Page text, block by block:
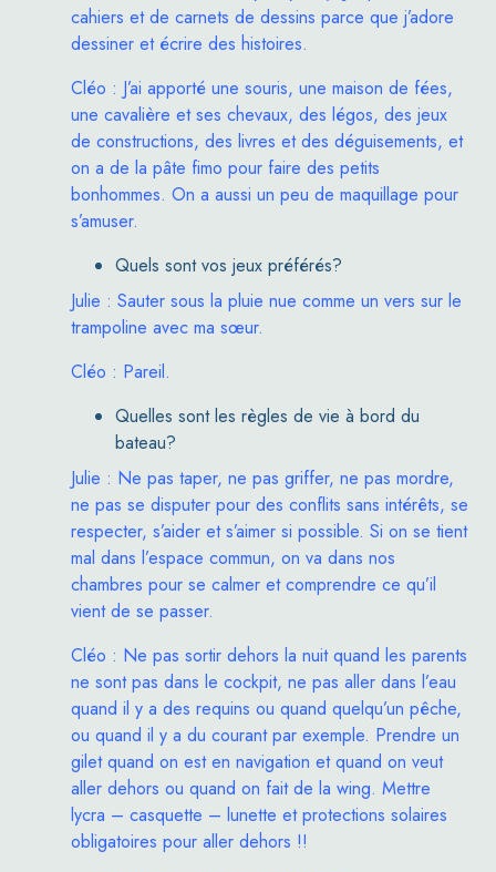
cahiers et de carnets de dessins parce que j’adore
dessiner et écrire des histoires.
Cléo : J’ai apporté une souris, une maison de fées,
une cavalière et ses chevaux, des légos, des jeux
de constructions, des livres et des déguisements, et
on a de la pâte fimo pour faire des petits
bonhommes. On a aussi un peu de maquillage pour
s’amuser.
Quels sont vos jeux préférés?
Julie : Sauter sous la pluie nue comme un vers sur le
trampoline avec ma sœur.
Cléo : Pareil.
Quelles sont les règles de vie à bord du
bateau?
Julie : Ne pas taper, ne pas griffer, ne pas mordre,
ne pas se disputer pour des conflits sans intérêts, se
respecter, s’aider et s’aimer si possible. Si on se tient
mal dans l’espace commun, on va dans nos
chambres pour se calmer et comprendre ce qu’il
vient de se passer.
Cléo : Ne pas sortir dehors la nuit quand les parents
ne sont pas dans le cockpit, ne pas aller dans l’eau
quand il y a des requins ou quand quelqu’un pêche,
ou quand il y a du courant par exemple. Prendre un
gilet quand on est en navigation et quand on veut
aller dehors ou quand on fait de la wing. Mettre
lycra – casquette – lunette et protections solaires
obligatoires pour aller dehors !!